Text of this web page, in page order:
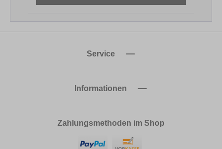
Service
Informationen
Zahlungsmethoden im Shop